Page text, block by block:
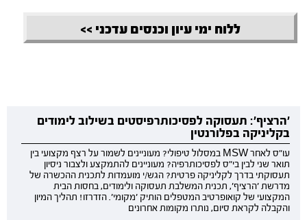
ללוח ימי עיון וכנסים עדכני >>
'הרציף': תעסוקה לפסיכותרפיסטים בשילוב לימודים
בקליניקה בפלורנטין
עו"ס לאחר MSW במסלול טיפולי? מעוניינים לשמור על רצף מקצועי בין
תואר שני לבין בי"ס לפסיכותרפיה? מעוניינים להתמקצע ולצבור ניסיון
תעסוקתי בדרך לקליניקה פרטית? הגש/י מועמדות לתכנית ההכשרה של
מדרשת 'הרציף', תכנית המשלבת תעסוקה ולימודים, בחסות הבית
המקצועי של קואופרטיב המטפלים הותיק 'מקומי'. הזדרזו! תהליך המיון
והקבלה לקראת סיום, נותרו מקומות אחרונים